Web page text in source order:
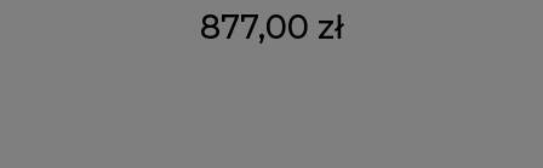
877,00 zł